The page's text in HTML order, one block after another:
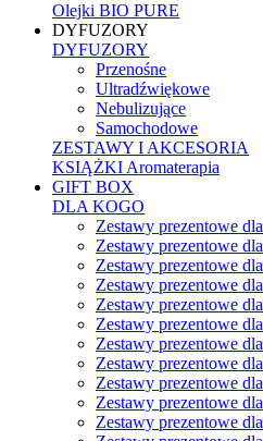
Olejki BIO PURE
DYFUZORY
DYFUZORY
Przenośne
Ultradźwiękowe
Nebulizujące
Samochodowe
ZESTAWY I AKCESORIA
KSIĄŻKI Aromaterapia
GIFT BOX
DLA KOGO
Zestawy prezentowe
Zestawy prezentowe
Zestawy prezentowe
Zestawy prezentowe
Zestawy prezentowe
Zestawy prezentowe
Zestawy prezentowe
Zestawy prezentowe
Zestawy prezentowe
Zestawy prezentowe
Zestawy prezentowe